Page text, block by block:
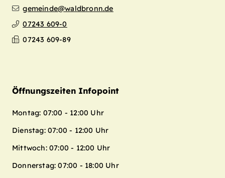
gemeinde@waldbronn.de
07243 609-0
07243 609-89
Öffnungszeiten Infopoint
Montag: 07:00 - 12:00 Uhr
Dienstag: 07:00 - 12:00 Uhr
Mittwoch: 07:00 - 12:00 Uhr
Donnerstag: 07:00 - 18:00 Uhr